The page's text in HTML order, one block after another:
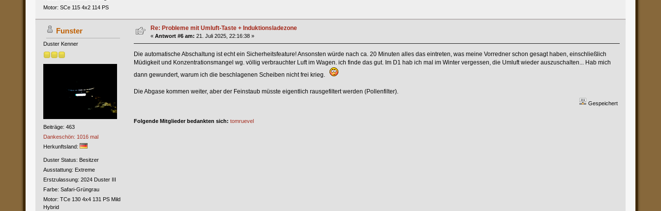
Motor: SCe 115 4x2 114 PS
Funster
Duster Kenner
Beiträge: 463
Dankeschön: 1016 mal
Herkunftsland:
Duster Status: Besitzer
Ausstattung: Extreme
Erstzulassung: 2024 Duster III
Farbe: Safari-Grüngrau
Motor: TCe 130 4x4 131 PS Mild
Hybrid
Re: Probleme mit Umluft-Taste + Induktionsladezone
« Antwort #6 am: 21. Juli 2025, 22:16:38 »
Die automatische Abschaltung ist echt ein Sicherheitsfeature! Ansonsten würde nach ca. 20 Minuten alles das eintreten, was meine Vorredner schon gesagt haben, einschließlich
Müdigkeit und Konzentrationsmangel wg. völlig verbrauchter Luft im Wagen. ich finde das gut. Im D1 hab ich mal im Winter vergessen, die Umluft wieder auszuschalten... Hab mich
dann gewundert, warum ich die beschlagenen Scheiben nicht frei krieg.
Die Abgase kommen weiter, aber der Feinstaub müsste eigentlich rausgefiltert werden (Pollenfilter).
Gespeichert
Folgende Mitglieder bedankten sich: tomruevel